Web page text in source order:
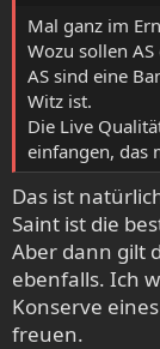
Mal ganz im
Wozu sollen
AS sind eine
Witz ist.
Die Live
einfangen, das
Das ist
Saint ist die
Aber dann gilt
ebenfalls. Ich
Konserve
freuen.